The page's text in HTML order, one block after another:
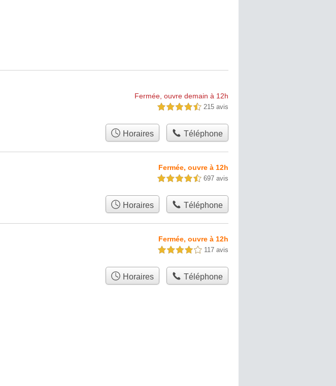
Fermée, ouvre demain à 12h
4,5 étoiles sur 5 215 avis
Horaires Téléphone
Fermée, ouvre à 12h
4,5 étoiles sur 5 697 avis
Horaires Téléphone
Fermée, ouvre à 12h
4,0 étoiles sur 5 117 avis
Horaires Téléphone